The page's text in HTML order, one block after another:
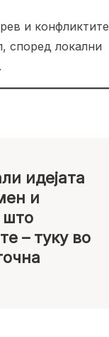
и конфликтите
според локални
идејата
и
што
– туку во